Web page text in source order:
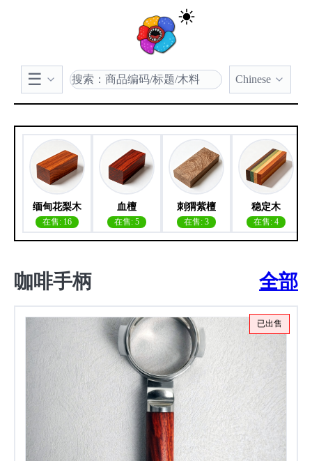
Chinese
缅甸花梨木
在售: 16
血檀
在售: 5
刺猬紫檀
在售: 3
稳定木
在售: 4
咖啡手柄 全部
已出售